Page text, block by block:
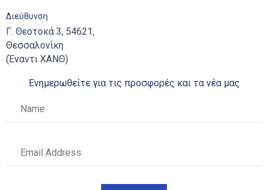
Διεύθυνση
Γ. Θεοτοκά 3, 54621,
Θεσσαλονίκη
(Έναντι ΧΑΝΘ)
Ενημερωθείτε για τις προσφορές και τα νέα μας